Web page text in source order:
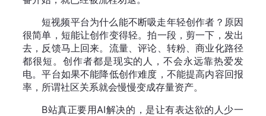
短视频平台为什么能不断吸走年轻创作者？原因
很简单，短能让创作变得轻。拍一段，剪一下，发出
去，反馈马上回来。流量、评论、转粉、商业化路径
都很短。创作者都是现实的人，不会永远靠热爱发
电。平台如果不能降低创作难度，不能提高内容回报
率，所谓社区关系就会慢慢变成存量资产。
B站真正要用AI解决的，是让有表达欲的人少一